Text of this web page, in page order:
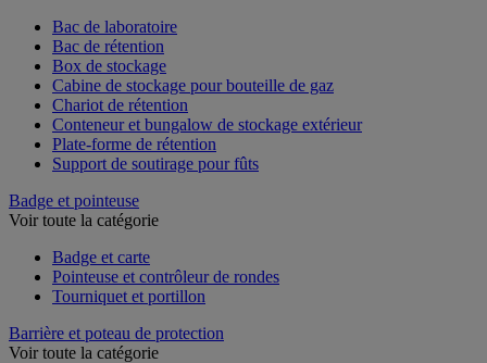
Bac de laboratoire
Bac de rétention
Box de stockage
Cabine de stockage pour bouteille de gaz
Chariot de rétention
Conteneur et bungalow de stockage extérieur
Plate-forme de rétention
Support de soutirage pour fûts
Badge et pointeuse
Voir toute la catégorie
Badge et carte
Pointeuse et contrôleur de rondes
Tourniquet et portillon
Barrière et poteau de protection
Voir toute la catégorie